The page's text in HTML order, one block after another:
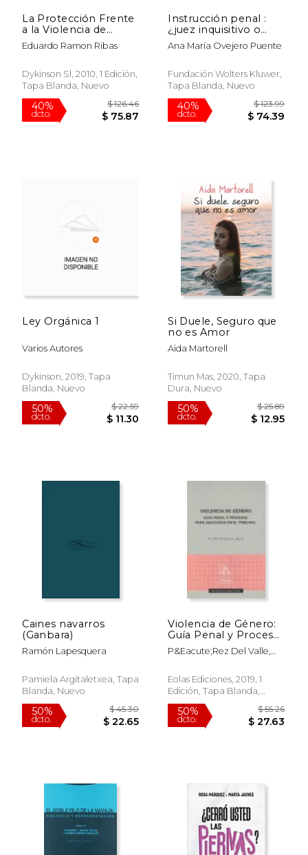
40%
dcto.
La Protección Frente
a la Violencia de
Género: Tutela Penal
y Procesal
Eduardo Ramon Ribas
Dykinson Sl, 2010, 1 Edición,
Tapa Blanda, Nuevo
Instrucción penal :
¿juez inquisitivo o
juez de garantías? : el
papel del fiscal
Ana María Ovejero Puente
Fundación Wolters Kluwer,
Tapa Blanda, Nuevo
40%
Ley Orgánica 1
Varios Autores
Dykinson, 2019, Tapa
Blanda, Nuevo
Si Duele, Seguro que
no es Amor
Aida Martorell
Timun Mas, 2020, Tapa
Dura, Nuevo
Caines navarros
(Ganbara)
Ramón Lapesquera
Pamiela Argitaletxea, Tapa
Blanda, Nuevo
Violencia de Género:
Guía Penal y Procesal
Para Abogados en el
Tribunal
P&Eacute;Rez Del Valle,
Eolas Ediciones, 2019, 1
Edición, Tapa Blanda,
Nuevo